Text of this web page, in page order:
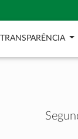
TRANSPARÊNCIA